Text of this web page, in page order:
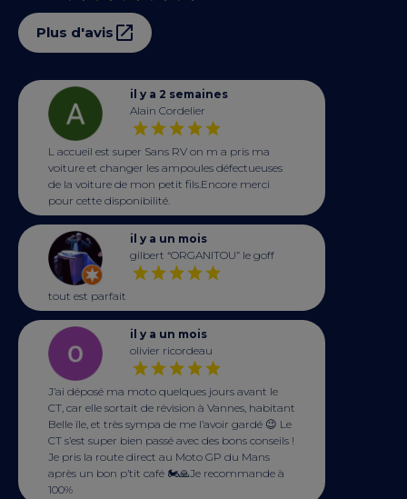
Plus d'avis
il y a 2 semaines
Alain Cordelier
L accueil est super Sans RV on m a pris ma
voiture et changer les ampoules défectueuses
de la voiture de mon petit fils.Encore merci
pour cette disponibilité.
il y a un mois
gilbert “ORGANITOU” le goff
tout est parfait
il y a un mois
olivier ricordeau
J’ai déposé ma moto quelques jours avant le
CT, car elle sortait de révision à Vannes, habitant
Belle île, et très sympa de me l’avoir gardé 😉 Le
CT s’est super bien passé avec des bons conseils !
Je pris la route direct au Moto GP du Mans
après un bon p’tit café 🏍️🙏Je recommande à
100%